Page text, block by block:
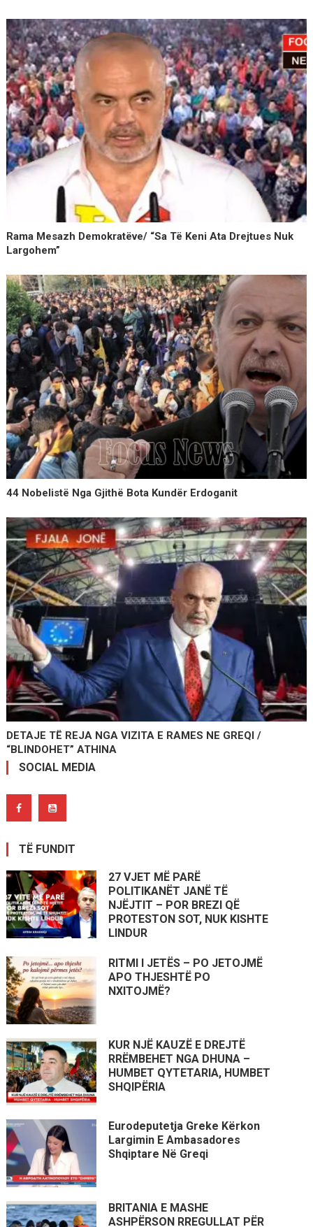
Rama Mesazh Demokratëve/ “Sa Të Keni Ata Drejtues Nuk
Largohem”
44 Nobelistë Nga Gjithë Bota Kundër Erdoganit
DETAJE TË REJA NGA VIZITA E RAMES NE GREQI /
“BLINDOHET” ATHINA
SOCIAL MEDIA
TË FUNDIT
27 VJET MË PARË
POLITIKANËT JANË TË
NJËJTIT – POR BREZI QË
PROTESTON SOT, NUK KISHTE
LINDUR
RITMI I JETËS – PO JETOJMË
APO THJESHTË PO
NXITOJMË?
KUR NJË KAUZË E DREJTË
RRËMBEHET NGA DHUNA –
HUMBET QYTETARIA, HUMBET
SHQIPËRIA
Eurodeputetja Greke Kërkon
Largimin E Ambasadores
Shqiptare Në Greqi
BRITANIA E MASHE
ASHPËRSON RREGULLAT PËR